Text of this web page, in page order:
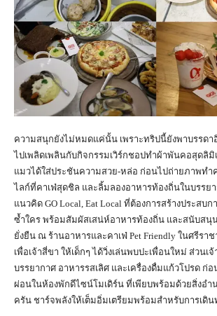
ความสนุกยังไม่หมดแค่นั้น เพราะทริปนี้ยังพาบรรดา
ไปเพลิดเพลินกับกิจกรรมเวิร์กชอปทำผ้าพันคอสุดลิมิ
แมวได้ใส่ประชันความสวย-หล่อ ก่อนไปถ่ายภาพทำ
ไลก์ที่คาเฟ่สุดชิล และลิ้มลองอาหารท้องถิ่นในบรรย
แนวคิด GO Local, Eat Local ที่ต้องการสร้างประสบ
ซ้ำใคร พร้อมสัมผัสเสน่ห์อาหารท้องถิ่น และสนับสนุ
ยั่งยืน ณ ร้านอาหารและคาเฟ่ Pet Friendly ในศรีรา
เพื่อเจ้าสี่ขา ให้เด็กๆ ได้วิ่งเล่นพบปะเพื่อนใหม่ ส่วนเ
บรรยากาศ อาหารรสเลิศ และเครื่องดื่มแก้วโปรด ก่
ผ่อนในห้องพักดีไซน์โมเดิร์น ที่เพียบพร้อมด้วยสิ่งอำ
ครัน ชาร์จพลังให้เต็มอิ่มเตรียมพร้อมสำหรับการเดิน